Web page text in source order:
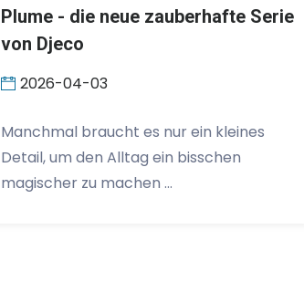
Plume - die neue zauberhafte Serie
von Djeco
2026-04-03
Manchmal braucht es nur ein kleines
Detail, um den Alltag ein bisschen
magischer zu machen …